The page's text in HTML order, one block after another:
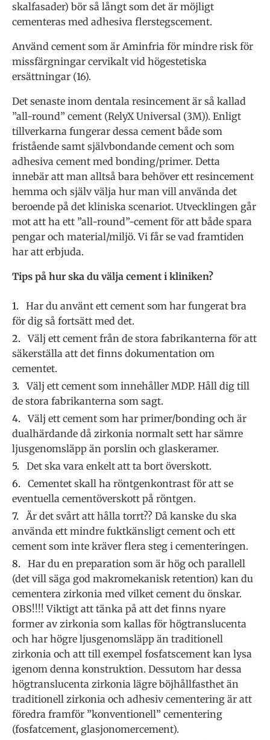
skalfasader) bör så långt som det är möjligt
cementeras med adhesiva flerstegscement.
Använd cement som är Aminfria för mindre risk för
missfärgningar cervikalt vid högestetiska
ersättningar (16).
Det senaste inom dentala resincement är så kallad
”all-round” cement (RelyX Universal (3M)). Enligt
tillverkarna fungerar dessa cement både som
fristående samt självbondande cement och som
adhesiva cement med bonding/primer. Detta
innebär att man alltså bara behöver ett resincement
hemma och själv välja hur man vill använda det
beroende på det kliniska scenariot. Utvecklingen går
mot att ha ett ”all-round”-cement för att både spara
pengar och material/miljö. Vi får se vad framtiden
har att erbjuda.
Tips på hur ska du välja cement i kliniken?
Har du använt ett cement som har fungerat bra
för dig så fortsätt med det.
Välj ett cement från de stora fabrikanterna för att
säkerställa att det finns dokumentation om
cementet.
Välj ett cement som innehåller MDP. Håll dig till
de stora fabrikanterna som sagt.
Välj ett cement som har primer/bonding och är
dualhärdande då zirkonia normalt sett har sämre
ljusgenomsläpp än porslin och glaskeramer.
Det ska vara enkelt att ta bort överskott.
Cementet skall ha röntgenkontrast för att se
eventuella cementöverskott på röntgen.
Är det svårt att hålla torrt?? Då kanske du ska
använda ett mindre fuktkänsligt cement och ett
cement som inte kräver flera steg i cementeringen.
Har du en preparation som är hög och parallell
(det vill säga god makromekanisk retention) kan du
cementera zirkonia med vilket cement du önskar.
OBS!!!! Viktigt att tänka på att det finns nyare
former av zirkonia som kallas för högtranslucenta
och har högre ljusgenomsläpp än traditionell
zirkonia och att till exempel fosfatscement kan lysa
igenom denna konstruktion. Dessutom har dessa
högtranslucenta zirkonia lägre böjhållfasthet än
traditionell zirkonia och adhesiv cementering är att
föredra framför ”konventionell” cementering
(fosfatcement, glasjonomercement).